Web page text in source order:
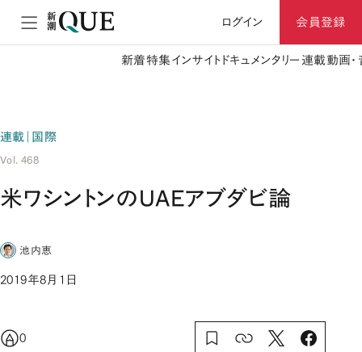
ログイン 会員登録
新着特集 インサイト ドキュメンタリー 連載動画
連載｜国際
Vol. 468
米ワシントンのUAEアブダビ論
池内恵
2019年8月1日
0